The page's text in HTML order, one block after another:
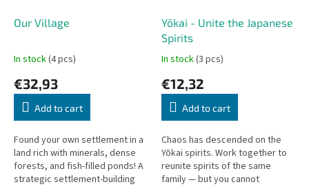
Our Village
In stock(4 pcs)
€32,93
Add to cart
Found your own settlement in a
land rich with minerals, dense
forests, and fish-filled ponds! A
strategic settlement-building
Yōkai - Unite the Japanese
Spirits
In stock(3 pcs)
€12,32
Add to cart
Chaos has descended on the
Yōkai spirits. Work together to
reunite spirits of the same
family — but you cannot